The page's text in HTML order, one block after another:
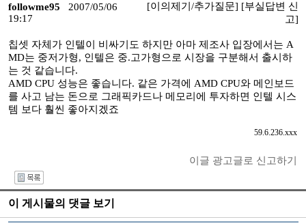
followme95
2007/05/06
19:17
[이의제기/추가질문] [부실답변 신
고]
칩셋 자체가 인텔이 비싸기도 하지만 아마 제조사 입장에서는 A
MD는 중저가형, 인텔은 중.고가형으로 시장을 구분해서 출시하
는 것 같습니다.
AMD CPU 성능은 좋습니다. 같은 가격에 AMD CPU와 메인보드
를 사고 남는 돈으로 그래픽카드나 메모리에 투자하면 인텔 시스
템 보다 훨씬 좋아지겠죠
59.6.236.xxx
이글 광고글로 신고하기
이 게시물의 댓글 보기